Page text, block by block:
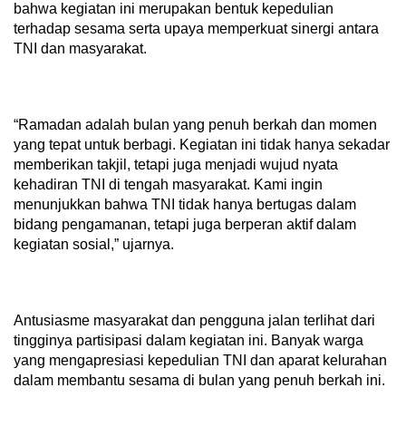
bahwa kegiatan ini merupakan bentuk kepedulian
terhadap sesama serta upaya memperkuat sinergi antara
TNI dan masyarakat.
“Ramadan adalah bulan yang penuh berkah dan momen
yang tepat untuk berbagi. Kegiatan ini tidak hanya sekadar
memberikan takjil, tetapi juga menjadi wujud nyata
kehadiran TNI di tengah masyarakat. Kami ingin
menunjukkan bahwa TNI tidak hanya bertugas dalam
bidang pengamanan, tetapi juga berperan aktif dalam
kegiatan sosial,” ujarnya.
Antusiasme masyarakat dan pengguna jalan terlihat dari
tingginya partisipasi dalam kegiatan ini. Banyak warga
yang mengapresiasi kepedulian TNI dan aparat kelurahan
dalam membantu sesama di bulan yang penuh berkah ini.